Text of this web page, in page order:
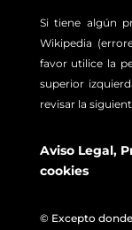
Si tiene algún
Wikipedia
favor utilice la
superior
revisar la
Aviso Legal,
cookies
© Excepto